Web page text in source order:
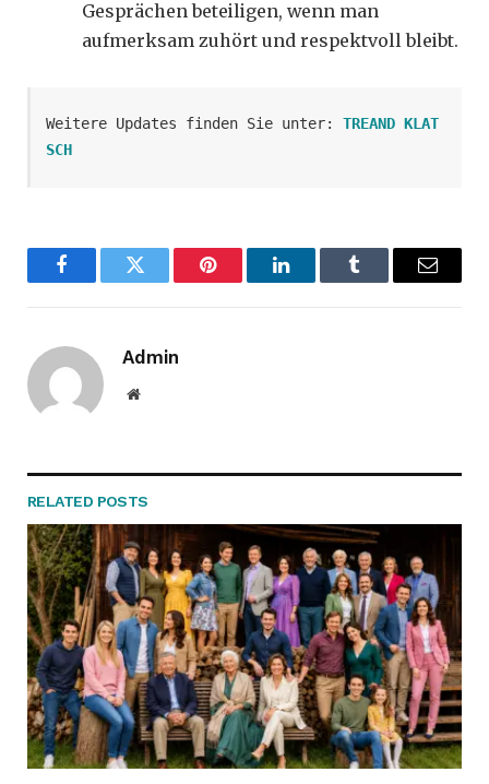
Gesprächen beteiligen, wenn man
aufmerksam zuhört und respektvoll bleibt.
Weitere Updates finden Sie unter: TREAND KLAT
SCH
FacebookTwitter Pinterest LinkedInTumblr Email
Admin
Website
RELATED POSTS